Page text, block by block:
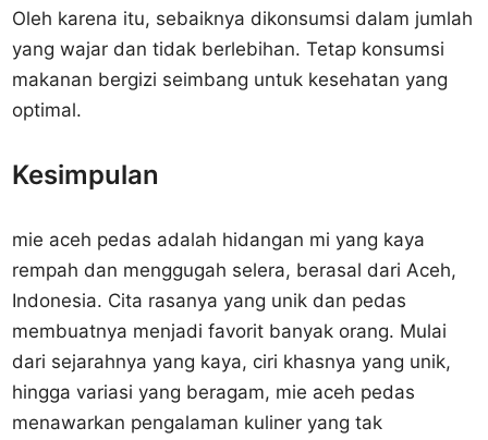
Oleh karena itu, sebaiknya dikonsumsi dalam jumlah
yang wajar dan tidak berlebihan. Tetap konsumsi
makanan bergizi seimbang untuk kesehatan yang
optimal.
Kesimpulan
mie aceh pedas adalah hidangan mi yang kaya
rempah dan menggugah selera, berasal dari Aceh,
Indonesia. Cita rasanya yang unik dan pedas
membuatnya menjadi favorit banyak orang. Mulai
dari sejarahnya yang kaya, ciri khasnya yang unik,
hingga variasi yang beragam, mie aceh pedas
menawarkan pengalaman kuliner yang tak